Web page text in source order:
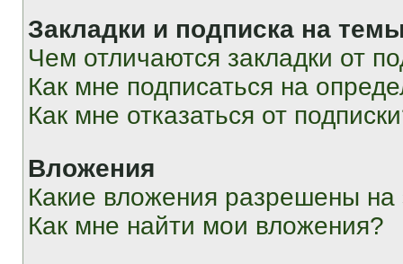
Закладки и подписка на
Чем отличаются закладки от
Как мне подписаться на
Как мне отказаться от
Вложения
Какие вложения разрешены
Как мне найти мои вложения?